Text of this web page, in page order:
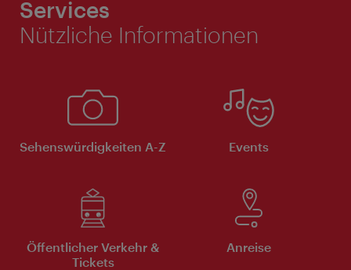
Services
Nützliche Informationen
Sehenswürdigkeiten A-Z Events
Öffentlicher Verkehr &
Tickets
Anreise